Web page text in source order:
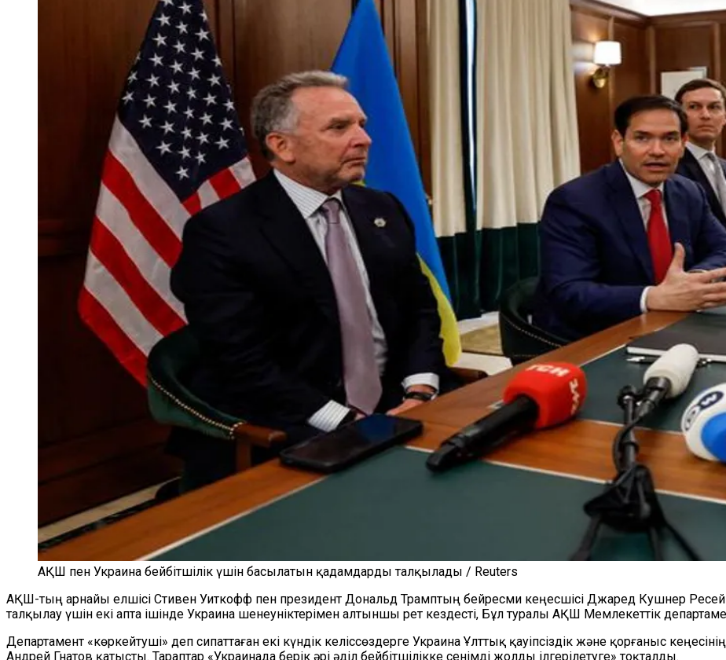
АҚШ пен Украина бейбітшілік үшін басылатын қадамдарды талқылады / Reuters
АҚШ-тың арнайы елшісі Стивен Уиткофф пен президент Дональд Трамптың бейресми кеңесшісі Джаред Кушнер
талқылау үшін екі апта ішінде Украина шенеуніктерімен алтыншы рет кездесті, Бұл туралы АҚШ Мемлекеттік
Департамент «көркейтуші» деп сипаттаған екі күндік келіссөздерге Украина Ұлттық қауіпсіздік және қорғаныс
Андрей Гнатов қатысты. Тараптар «Украинада берік әрі әділ бейбітшілікке сенімді жолды ілгерілетуге» тоқталды.